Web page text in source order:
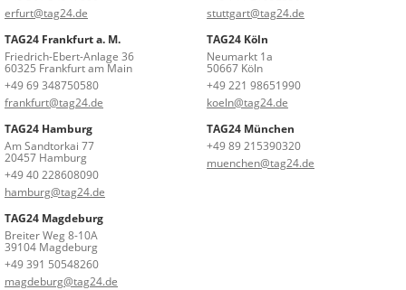
erfurt@tag24.de
stuttgart@tag24.de
TAG24 Frankfurt a. M.
Friedrich-Ebert-Anlage 36
60325 Frankfurt am Main
+49 69 348750580
frankfurt@tag24.de
TAG24 Köln
Neumarkt 1a
50667 Köln
+49 221 98651990
koeln@tag24.de
TAG24 Hamburg
Am Sandtorkai 77
20457 Hamburg
+49 40 228608090
hamburg@tag24.de
TAG24 München
+49 89 215390320
muenchen@tag24.de
TAG24 Magdeburg
Breiter Weg 8-10A
39104 Magdeburg
+49 391 50548260
magdeburg@tag24.de